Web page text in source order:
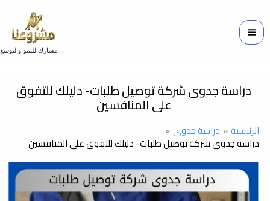
مسارك للنمو والتوسع
دراسة جدوى شركة توصيل طلبات- دليلك للتفوق
على المنافسين
الرئيسية دراسة جدوى
دراسة جدوى شركة توصيل طلبات- دليلك للتفوق على المنافسين